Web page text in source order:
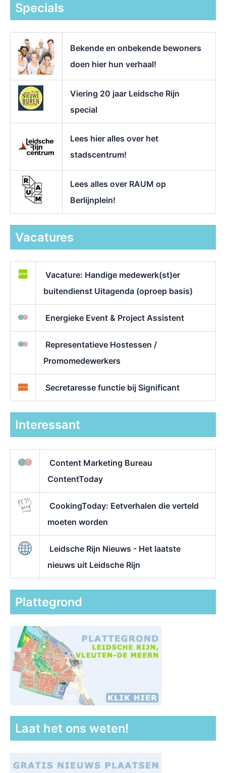
a
Specials
Bekende en onbekende bewoners
doen hier hun verhaal!
Viering 20 jaar Leidsche Rijn
special
Lees hier alles over het
stadscentrum!
Lees alles over RAUM op
Berlijnplein!
Vacatures
Vacature: Handige medewerk(st)er
buitendienst Uitagenda (oproep basis)
Energieke Event & Project Assistent
Representatieve Hostessen /
Promomedewerkers
Secretaresse functie bij Significant
Interessant
Content Marketing Bureau
ContentToday
CookingToday: Eetverhalen die verteld
moeten worden
Leidsche Rijn Nieuws - Het laatste
nieuws uit Leidsche Rijn
Plattegrond
Laat het ons weten!